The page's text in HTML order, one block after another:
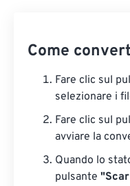
Come
Fare clic sul
selezionare i
Fare clic sul
avviare la
Quando lo
pulsante